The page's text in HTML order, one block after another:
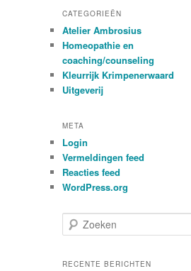
CATEGORIEËN
Atelier Ambrosius
Homeopathie en
coaching/counseling
Kleurrijk Krimpenerwaard
Uitgeverij
META
Login
Vermeldingen feed
Reacties feed
WordPress.org
o
k
RECENTE BERICHTEN